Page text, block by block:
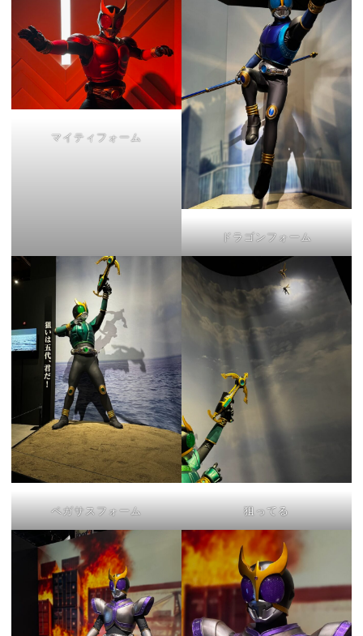
マイティフォーム
ドラゴンフォーム
ペガサスフォーム 狙ってる